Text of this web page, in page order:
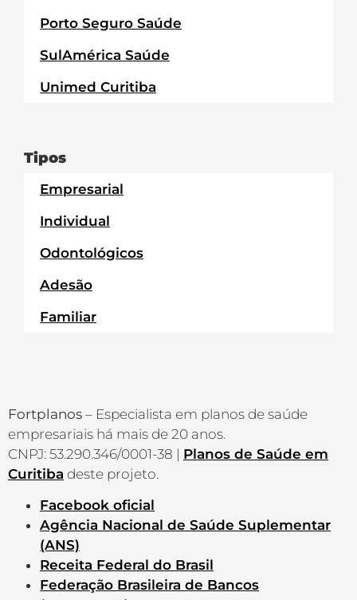
Porto Seguro Saúde
SulAmérica Saúde
Unimed Curitiba
Tipos
Empresarial
Individual
Odontológicos
Adesão
Familiar
Fortplanos – Especialista em planos de saúde
empresariais há mais de 20 anos.
CNPJ: 53.290.346/0001-38 | Planos de Saúde em
Curitiba deste projeto.
Facebook oficial
Agência Nacional de Saúde Suplementar
(ANS)
Receita Federal do Brasil
Federação Brasileira de Bancos